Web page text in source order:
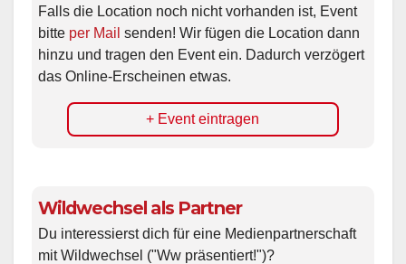
Falls die Location noch nicht vorhanden ist, Event
bitte per Mail senden! Wir fügen die Location dann
hinzu und tragen den Event ein. Dadurch verzögert
das Online-Erscheinen etwas.
+ Event eintragen
Wildwechsel als Partner
Du interessierst dich für eine Medienpartnerschaft
mit Wildwechsel ("Ww präsentiert!")?